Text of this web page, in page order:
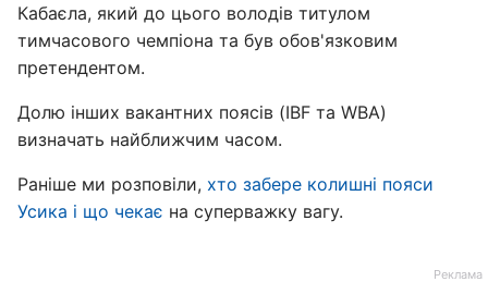
Кабаєла, який до цього володів титулом
тимчасового чемпіона та був обов'язковим
претендентом.
Долю інших вакантних поясів (IBF та WBA)
визначать найближчим часом.
Раніше ми розповіли, хто забере колишні пояси
Усика і що чекає на суперважку вагу.